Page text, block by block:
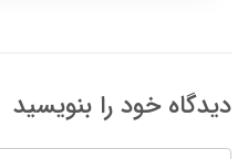
دیدگاه خود را بنویسید